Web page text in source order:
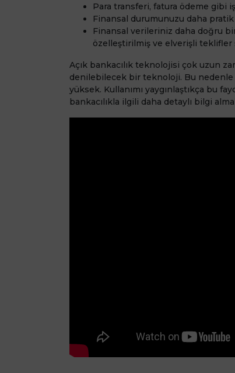
Para transferi, fatura ödeme gibi
Finansal durumunuzu daha
Finansal verileriniz daha doğru
özelleştirilmiş ve elverişli teklifler
Açık bankacılık teknolojisi çok uzun
denilebilecek bir teknoloji. Bu
yüksek. Kullanımı yaygınlaştıkça bu
bankacılıkla ilgili daha detaylı bilgi